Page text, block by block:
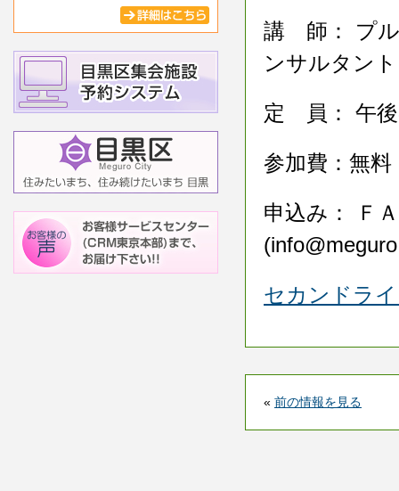
講 師： プ
ンサルタ
定 員： 午後
参加費：無料
申込み： Ｆ
セカンドラ
« 前の情報を見る